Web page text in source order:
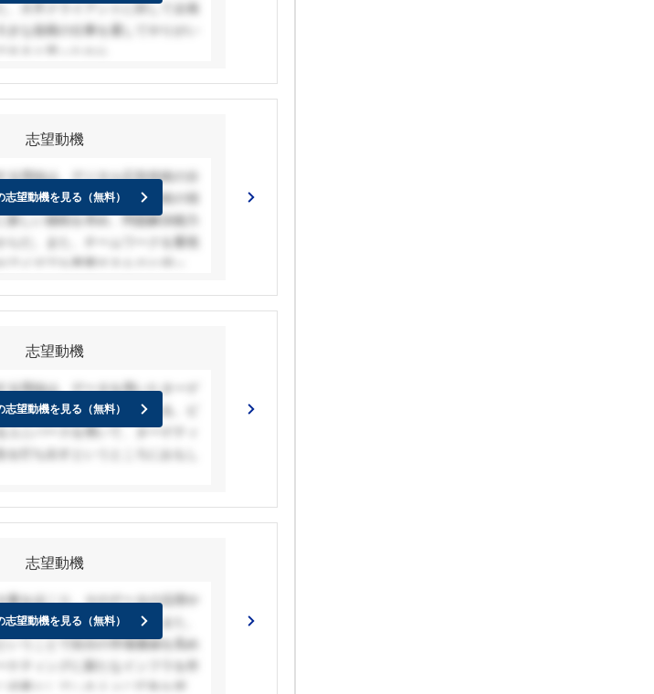
、大手クライアントに対して企画
きな規模の仕事を通してやりがい
志望動機
る理由は、デジタル広告技術の分
組みを行っており、広告技術の領
新しい挑戦を求め、問題解決能力
らだ。また、チームワークを重視
アイデアを尊重するものと伺って
志望動機を見る（無料）
志望動機
る理由は、データを用いたターゲ
のに興味を持ったからである。ビ
ユニバースを用いて、ターゲティ
志望動機を見る（無料）
志望動機
量をほこり、そのデータの活用や
も魅力に感じたからです。また、
いうことで自分の市場価値を高め
志望動機を見る（無料）